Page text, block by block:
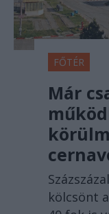
FŐTÉR
Már
kölcsönt